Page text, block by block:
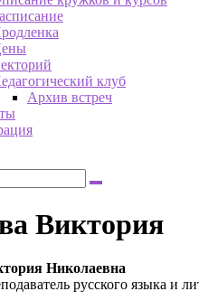
клуб
Архив встреч
Виктория
Николаевна
русского языка и